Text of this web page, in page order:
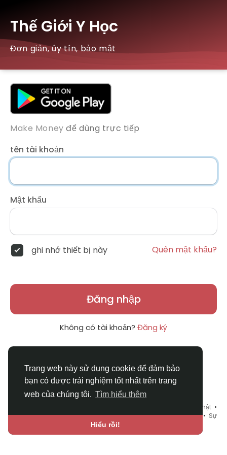
Trang web này sử dụng cookie để đảm bảo
bạn có được trải nghiệm tốt nhất trên trang
web của chúng tôi. Tìm hiểu thêm
Hiểu rồi!
Thế Giới Y Học
Đơn giản, úy tín, bảo mật
Make Money để dùng trực tiếp
tên tài khoản
Mật khẩu
ghi nhớ thiết bị này Quên mật khẩu?
Đăng nhập
Không có tài khoản? Đăng ký
Chính sách bảo mật •
Liên hệ chúng tôi•Bao Quát•Danh mục•Blog•Diễn đàn• Sự
Chợ Tình•